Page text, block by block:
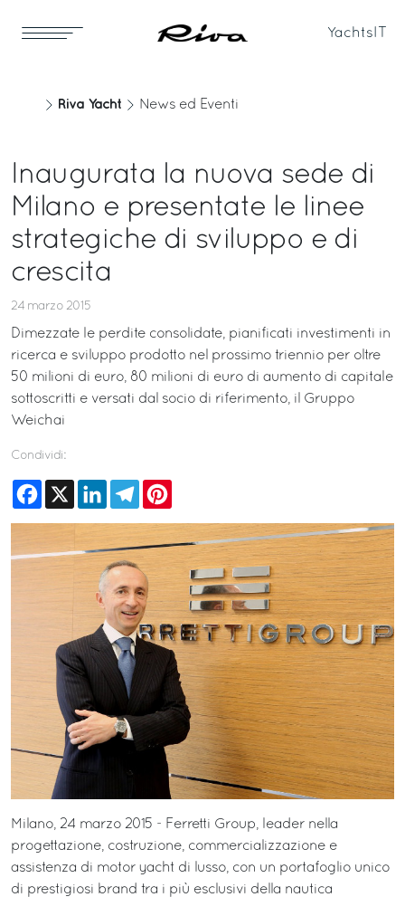
Yachts
Riva Yacht News ed Eventi
Inaugurata la nuova sede di
Milano e presentate le linee
strategiche di sviluppo e di
crescita
24 marzo 2015
Dimezzate le perdite consolidate, pianificati investimenti in
ricerca e sviluppo prodotto nel prossimo triennio per oltre
50 milioni di euro, 80 milioni di euro di aumento di capitale
sottoscritti e versati dal socio di riferimento, il Gruppo
Weichai
Condividi:
Facebook
X LinkedInTelegram
Milano, 24 marzo 2015 - Ferretti Group, leader nella
progettazione, costruzione, commercializzazione e
assistenza di motor yacht di lusso, con un portafoglio unico
di prestigiosi brand tra i più esclusivi della nautica